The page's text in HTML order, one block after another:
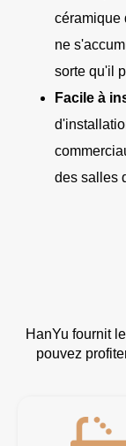
céramique
ne
sorte qu'il
Facile à
des salles
HanYu fournit
pouvez